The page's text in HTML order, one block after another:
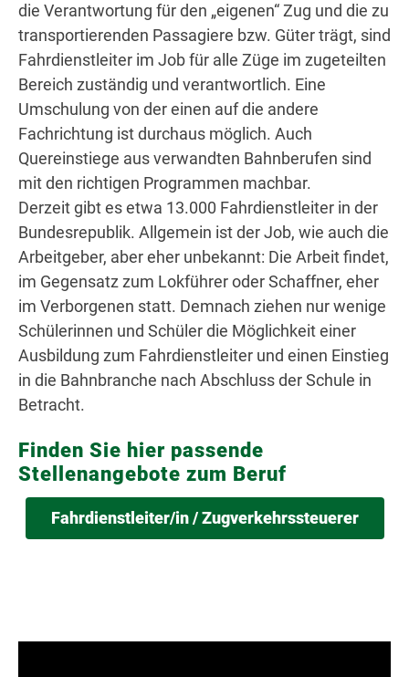
die Verantwortung für den „eigenen“ Zug und die zu
transportierenden Passagiere bzw. Güter trägt, sind
Fahrdienstleiter im Job für alle Züge im zugeteilten
Bereich zuständig und verantwortlich. Eine
Umschulung von der einen auf die andere
Fachrichtung ist durchaus möglich. Auch
Quereinstiege aus verwandten Bahnberufen sind
mit den richtigen Programmen machbar.
Derzeit gibt es etwa 13.000 Fahrdienstleiter in der
Bundesrepublik. Allgemein ist der Job, wie auch die
Arbeitgeber, aber eher unbekannt: Die Arbeit findet,
im Gegensatz zum Lokführer oder Schaffner, eher
im Verborgenen statt. Demnach ziehen nur wenige
Schülerinnen und Schüler die Möglichkeit einer
Ausbildung zum Fahrdienstleiter und einen Einstieg
in die Bahnbranche nach Abschluss der Schule in
Betracht.
Finden Sie hier passende
Stellenangebote zum Beruf
Fahrdienstleiter/in / Zugverkehrssteuerer